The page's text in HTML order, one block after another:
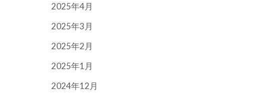
2025年4月
2025年3月
2025年2月
2025年1月
2024年12月